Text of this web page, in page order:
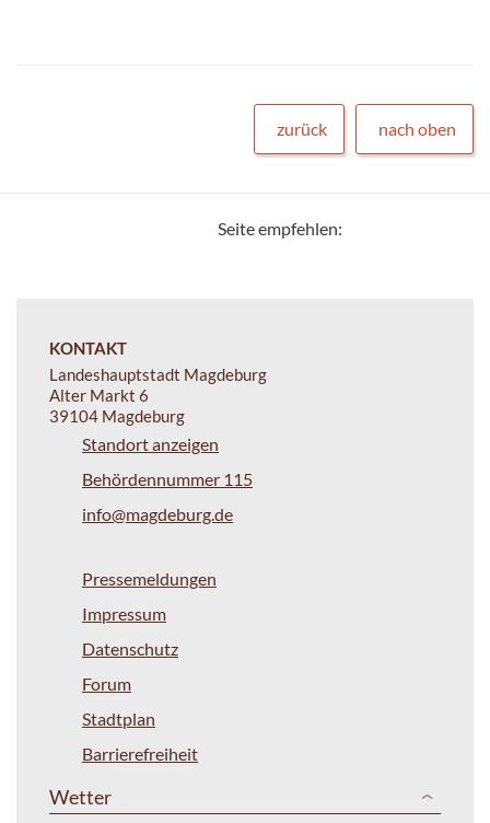
zurück nach oben
Seite empfehlen:
KONTAKT
Landeshauptstadt Magdeburg
Alter Markt 6
39104 Magdeburg
Standort anzeigen
Behördennummer 115
info@magdeburg.de
Pressemeldungen
Impressum
Datenschutz
Forum
Stadtplan
Barrierefreiheit
Wetter